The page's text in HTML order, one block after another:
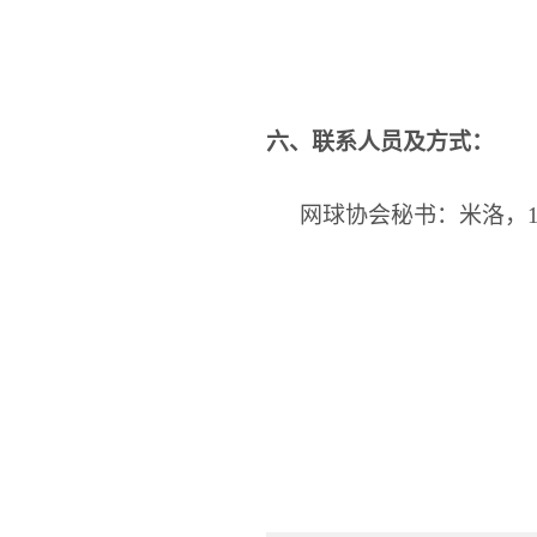
六、联系人员及方式：
网球协会秘书：米洛，